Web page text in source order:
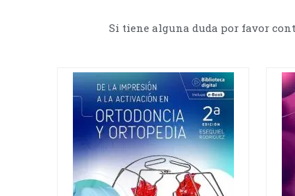
Si tiene alguna duda por favor